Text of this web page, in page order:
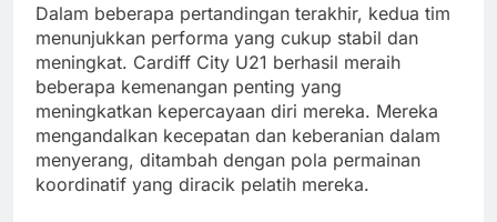
Dalam beberapa pertandingan terakhir, kedua tim
menunjukkan performa yang cukup stabil dan
meningkat. Cardiff City U21 berhasil meraih
beberapa kemenangan penting yang
meningkatkan kepercayaan diri mereka. Mereka
mengandalkan kecepatan dan keberanian dalam
menyerang, ditambah dengan pola permainan
koordinatif yang diracik pelatih mereka.